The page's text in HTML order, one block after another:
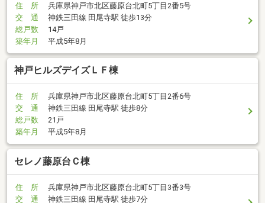
住 所
兵庫県神戸市北区藤原台北町5丁目2番5号
交 通
神鉄三田線 田尾寺駅 徒歩13分
総戸数
14戸
築年月
平成5年8月
神戸ヒルズデイズＬＦ棟
住 所
兵庫県神戸市北区藤原台北町5丁目2番6号
交 通
神鉄三田線 田尾寺駅 徒歩8分
総戸数
21戸
築年月
平成5年8月
セレノ藤原台Ｃ棟
住 所
兵庫県神戸市北区藤原台北町5丁目3番3号
交 通
神鉄三田線 田尾寺駅 徒歩7分